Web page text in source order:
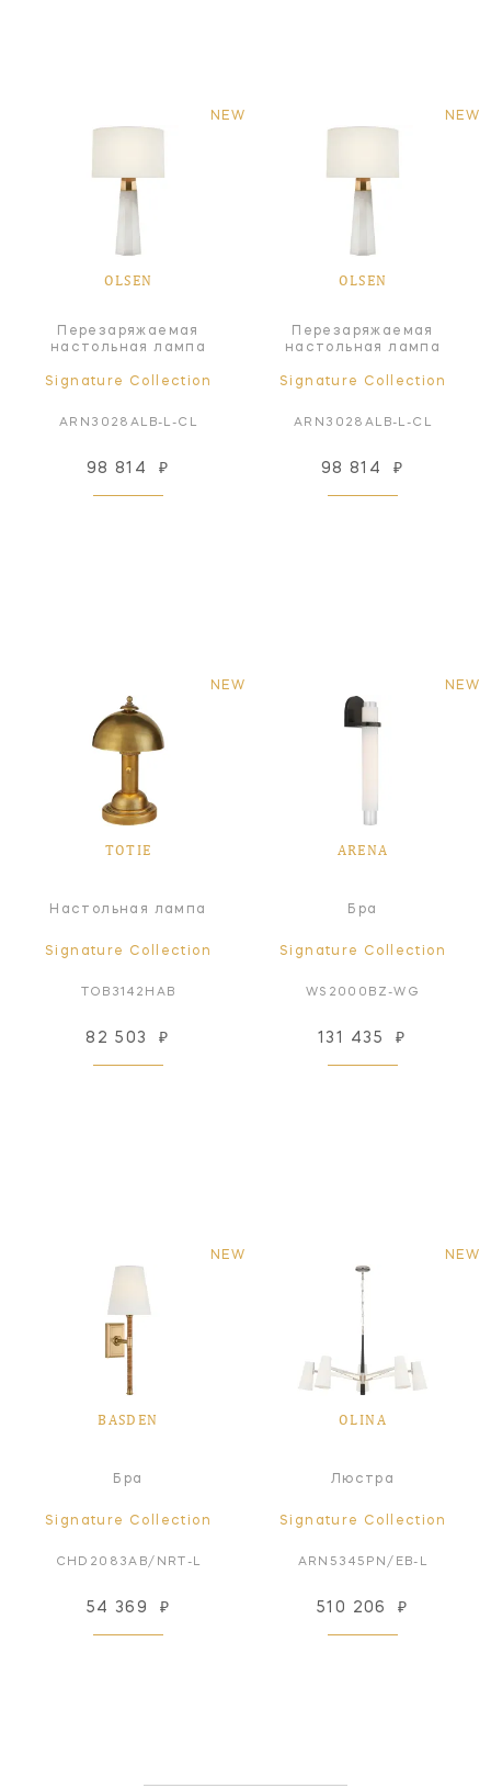
NEW
OLSEN
Перезаряжаемая
настольная лампа
Signature Collection
ARN3028ALB-L-CL
98 814 ₽
NEW
OLSEN
Перезаряжаемая
настольная лампа
Signature Collection
ARN3028ALB-L-CL
98 814 ₽
NEW
TOTIE
Настольная лампа
Signature Collection
TOB3142HAB
82 503 ₽
NEW
ARENA
Бра
Signature Collection
WS2000BZ-WG
131 435 ₽
NEW
BASDEN
Бра
Signature Collection
CHD2083AB/NRT-L
54 369 ₽
NEW
OLINA
Люстра
Signature Collection
ARN5345PN/EB-L
510 206 ₽